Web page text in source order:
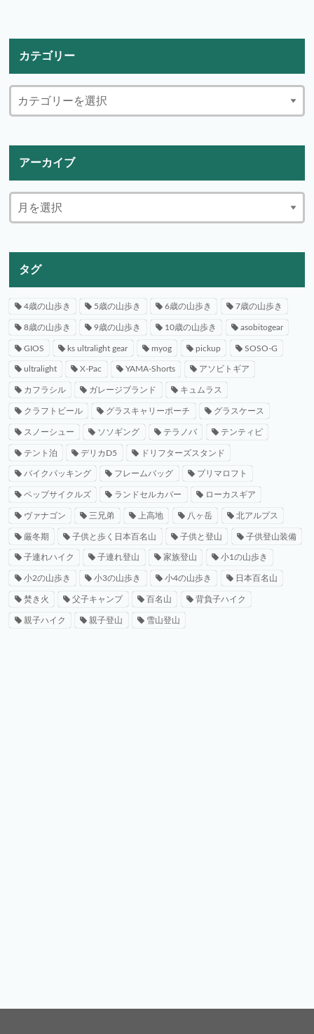
カテゴリー
アーカイブ
タグ
4歳の山歩き 5歳の山歩き 6歳の山歩き 7歳の山歩き
8歳の山歩き 9歳の山歩き 10歳の山歩き asobitogear
GIOS ks ultralight gear myog pickup SOSO-G
ultralight X-Pac YAMA-Shorts アソビトギア
カフラシル ガレージブランド キュムラス
クラフトビール グラスキャリーポーチ グラスケース
スノーシュー ソソギング テラノバ テンティピ
テント泊 デリカD5 ドリフターズスタンド
バイクパッキング フレームバッグ プリマロフト
ペップサイクルズ ランドセルカバー ローカスギア
ヴァナゴン 三兄弟 上高地 八ヶ岳 北アルプス
厳冬期 子供と歩く日本百名山 子供と登山 子供登山装備
子連れハイク 子連れ登山 家族登山 小1の山歩き
小2の山歩き 小3の山歩き 小4の山歩き 日本百名山
焚き火 父子キャンプ 百名山 背負子ハイク
親子ハイク 親子登山 雪山登山